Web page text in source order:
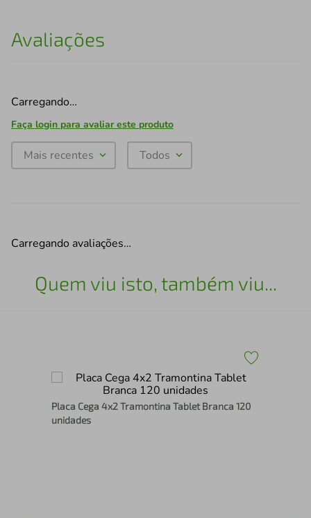
Avaliações
Carregando…
Faça login para avaliar este produto
Mais recentes Todos
Carregando avaliações…
Quem viu isto, também viu...
Placa Cega 4x2 Tramontina Tablet Branca 120
unidades